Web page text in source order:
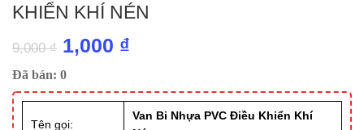
KHIỂN KHÍ NÉN
9,000₫ Giá
gốc
là:
9,000 ₫.
1,000 ₫
tại
là:
Đã bán: 0
Tên gọi:
Van Bi Nhựa PVC Điều Khiển Khí